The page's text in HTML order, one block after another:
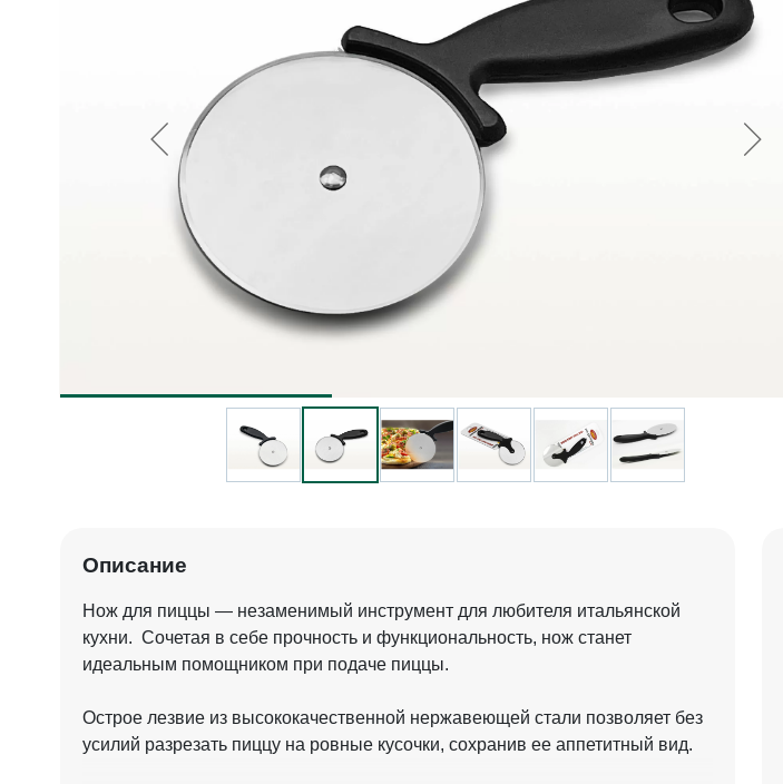
Описание
Нож для пиццы — незаменимый инструмент для любителя итальянской
кухни. Сочетая в себе прочность и функциональность, нож станет
идеальным помощником при подаче пиццы.
Острое лезвие из высококачественной нержавеющей стали позволяет без
усилий разрезать пиццу на ровные кусочки, сохранив ее аппетитный вид.